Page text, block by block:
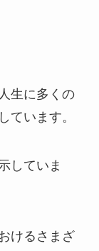
生に多くの
ています。
していま
けるさまざ